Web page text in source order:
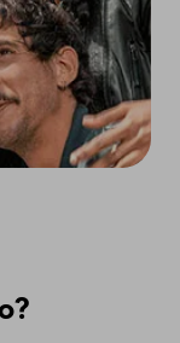
pour
seul clic.